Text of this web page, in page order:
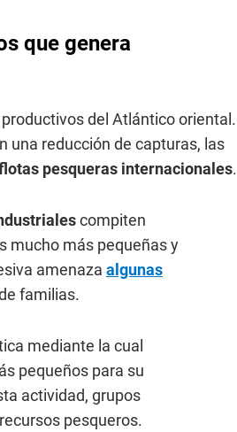
que genera
del Atlántico oriental.
una reducción de capturas, las
pesqueras internacionales.
compiten
mucho más pequeñas y
amenaza algunas
familias.
mediante la cual
pequeños para su
actividad, grupos
pesqueros.